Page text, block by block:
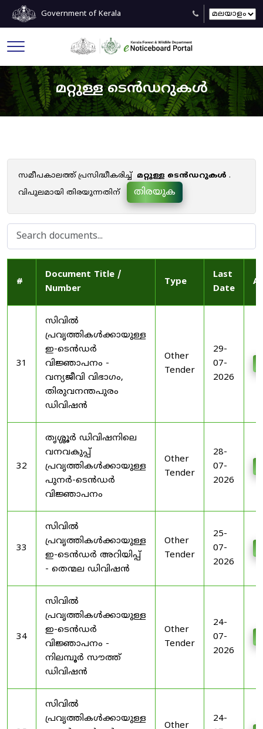
Government of Kerala
മറ്റുള്ള ടെൻഡറുകൾ
സമീപകാലത്ത് പ്രസിദ്ധീകരിച്ച് മറ്റുള്ള ടെൻഡറുകൾ .
വിപുലമായി തിരയുന്നതിന്
തിരയുക
#
Document Title /
Number
Type
Last
Date
31
സിവിൽ
പ്രവൃത്തികൾക്കായുള്ള
ഇ-ടെൻഡർ
വിജ്ഞാപനം -
വന്യജീവി വിഭാഗം,
തിരുവനന്തപുരം
ഡിവിഷൻ
Other
Tender
29-
07-
2026
32
തൃശ്ശൂർ ഡിവിഷനിലെ
വനവകുപ്പ്
പ്രവൃത്തികൾക്കായുള്ള
പുനർ-ടെൻഡർ
വിജ്ഞാപനം
Other
Tender
28-
07-
2026
33
സിവിൽ
പ്രവൃത്തികൾക്കായുള്ള
ഇ-ടെൻഡർ അറിയിപ്പ്
- തെന്മല ഡിവിഷൻ
Other
Tender
25-
07-
2026
34
സിവിൽ
പ്രവൃത്തികൾക്കായുള്ള
ഇ-ടെൻഡർ
വിജ്ഞാപനം -
നിലമ്പൂർ സൗത്ത്
ഡിവിഷൻ
Other
Tender
24-
07-
2026
സിവിൽ
പ്രവൃത്തികൾക്കായുള്ള
Other
24-